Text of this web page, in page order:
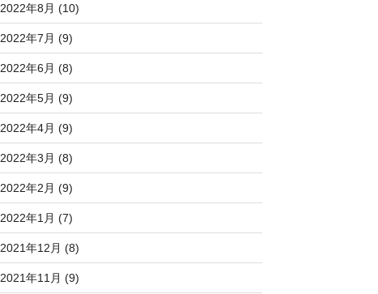
2022年8月 (10)
2022年7月 (9)
2022年6月 (8)
2022年5月 (9)
2022年4月 (9)
2022年3月 (8)
2022年2月 (9)
2022年1月 (7)
2021年12月 (8)
2021年11月 (9)